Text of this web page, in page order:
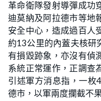
革命衛隊發射導彈成功
迪莫納及阿拉德市等地
安全中心，造成過百人
約13公里的內蓋夫核研
有損毀跡象，亦沒有偵
系統正常運作，正調查
引述軍方消息指，一枚
德市，以軍兩度攔截不